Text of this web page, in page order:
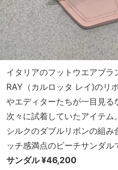
イタリアのフットウエアブラ
RAY（カルロッタ レイ)のリ
やエディターたちが一目見る
次々に試着していたアイテム
シルクのダブルリボンの組み
ッチ感満点のビーチサンダル
サンダル ¥46,200